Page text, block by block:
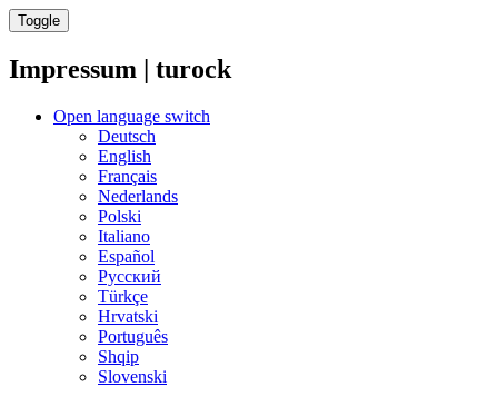
Toggle
Impressum | turock
Open language switch
Deutsch
English
Français
Nederlands
Polski
Italiano
Español
Русский
Türkçe
Hrvatski
Português
Shqip
Slovenski